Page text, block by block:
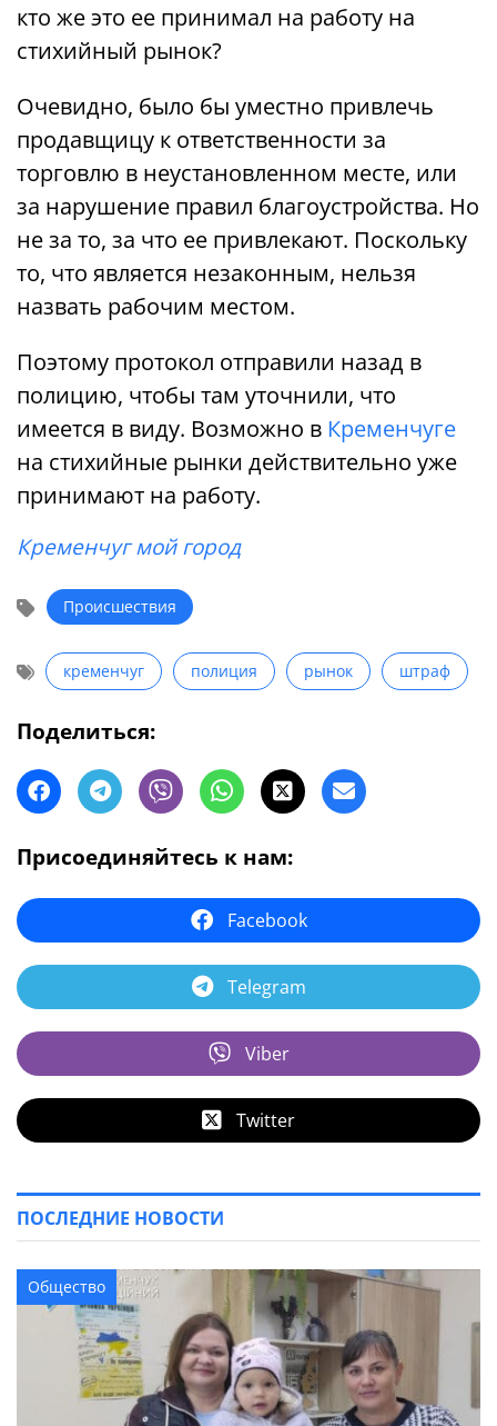
кто же это ее принимал на работу на
стихийный рынок?
Очевидно, было бы уместно привлечь
продавщицу к ответственности за
торговлю в неустановленном месте, или
за нарушение правил благоустройства. Но
не за то, за что ее привлекают. Поскольку
то, что является незаконным, нельзя
назвать рабочим местом.
Поэтому протокол отправили назад в
полицию, чтобы там уточнили, что
имеется в виду. Возможно в Кременчуге
на стихийные рынки действительно уже
принимают на работу.
Кременчуг мой город
Происшествия
кременчуг полиция рынок штраф
Поделиться:
Присоединяйтесь к нам:
Facebook
Telegram
Viber
Twitter
ПОСЛЕДНИЕ НОВОСТИ
Общество